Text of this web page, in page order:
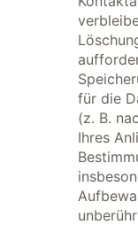
für die
(z. B.
Ihres